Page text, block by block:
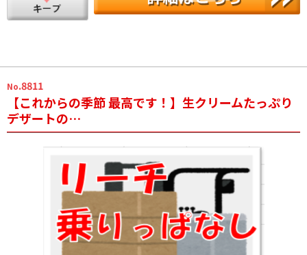
No.8811
【これからの季節 最高です！】生クリームたっぷり
デザートの…